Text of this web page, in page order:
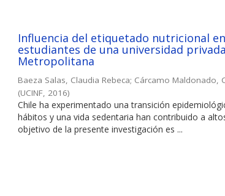
Influencia del etiquetado nutricional
estudiantes de una universidad
Metropolitana
Baeza Salas, Claudia Rebeca; Cárcamo Maldonado,
(UCINF 2016)
Chile ha experimentado una transición
hábitos y una vida sedentaria han contribuido a
objetivo de la presente investigación es ...